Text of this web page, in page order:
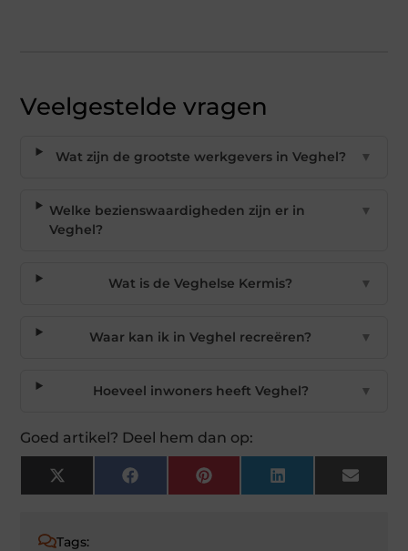
Veelgestelde vragen
Wat zijn de grootste werkgevers in Veghel? ▼
Welke bezienswaardigheden zijn er in
Veghel?
▼
Wat is de Veghelse Kermis? ▼
Waar kan ik in Veghel recreëren? ▼
Hoeveel inwoners heeft Veghel? ▼
Goed artikel? Deel hem dan op:
X
(Twitter)
Facebook Pinterest LinkedIn Email
Tags: